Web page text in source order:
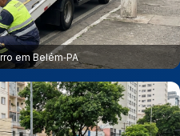
em Belém‑PA